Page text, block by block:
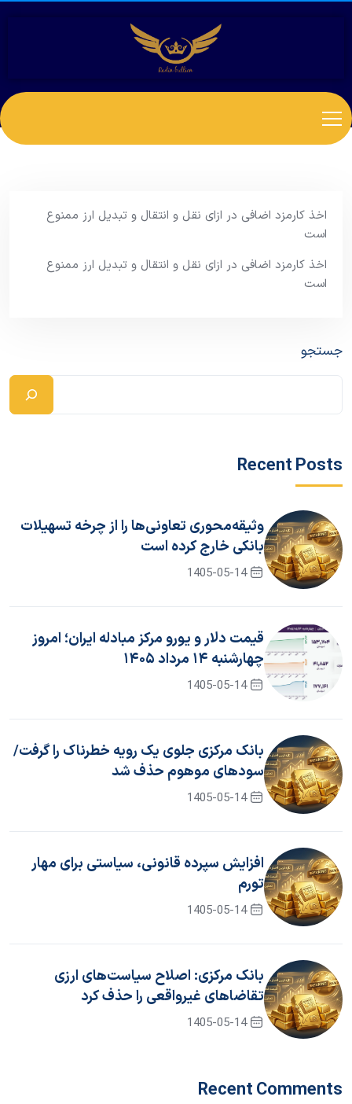
اخذ کارمزد اضافی در ازای نقل و انتقال و تبدیل ارز ممنوع
است
اخذ کارمزد اضافی در ازای نقل و انتقال و تبدیل ارز ممنوع
است
جستجو
Recent Posts
وثیقه‌محوری تعاونی‌ها را از چرخه تسهیلات
بانکی خارج کرده است
1405-05-14
قیمت دلار و یورو مرکز مبادله ایران؛ امروز
چهارشنبه ۱۴ مرداد ۱۴۰۵
1405-05-14
بانک مرکزی جلوی یک رویه خطرناک را گرفت/
سود‌های موهوم حذف شد
1405-05-14
افزایش سپرده قانونی، سیاستی برای مهار
تورم
1405-05-14
بانک مرکزی: اصلاح سیاست‌های ارزی
تقاضاهای غیرواقعی را حذف کرد
1405-05-14
Recent Comments